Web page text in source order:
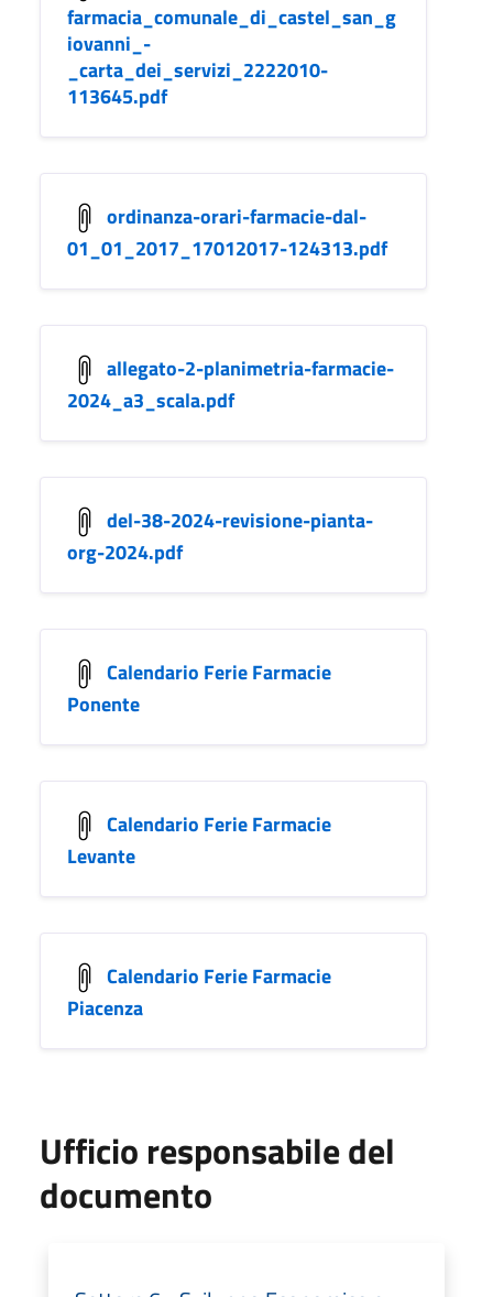
farmacia_comunale_di_castel_san_g
iovanni_-
_carta_dei_servizi_2222010-
113645.pdf
ordinanza-orari-farmacie-dal-
01_01_2017_17012017-124313.pdf
allegato-2-planimetria-farmacie-
2024_a3_scala.pdf
del-38-2024-revisione-pianta-
org-2024.pdf
Calendario Ferie Farmacie
Ponente
Calendario Ferie Farmacie
Levante
Calendario Ferie Farmacie
Piacenza
Ufficio responsabile del
documento